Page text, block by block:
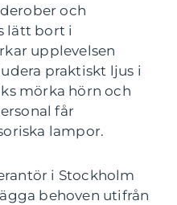
och
lätt bort i
upplevelsen
praktiskt ljus i
mörka hörn och
får
lampor.
i Stockholm
behoven utifrån